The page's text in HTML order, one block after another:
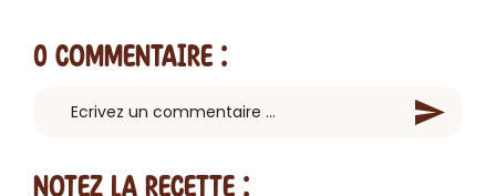
0 Commentaire :
Notez la recette :